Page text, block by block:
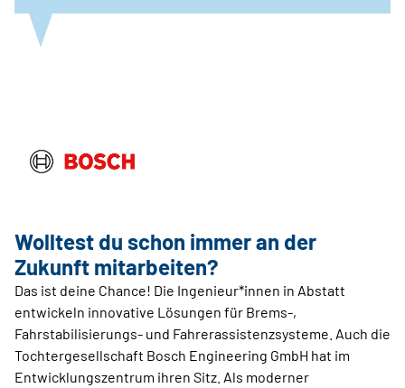
Wolltest du schon immer an der
Zukunft mitarbeiten?
Das ist deine Chance! Die Ingenieur*innen in Abstatt
entwickeln innovative Lösungen für Brems-,
Fahrstabilisierungs- und Fahrerassistenzsysteme. Auch die
Tochtergesellschaft Bosch Engineering GmbH hat im
Entwicklungszentrum ihren Sitz. Als moderner